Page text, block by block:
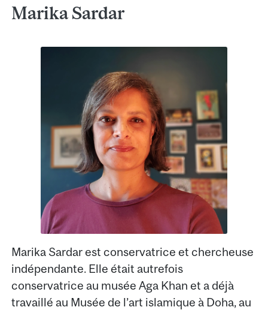
Marika Sardar
Marika Sardar est conservatrice et chercheuse
indépendante. Elle était autrefois
conservatrice au musée Aga Khan et a déjà
travaillé au Musée de l’art islamique à Doha, au